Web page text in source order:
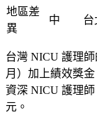
地區差
異
中 台
台灣 NICU 護理
月）加上績效獎
資深 NICU 護理師
元。